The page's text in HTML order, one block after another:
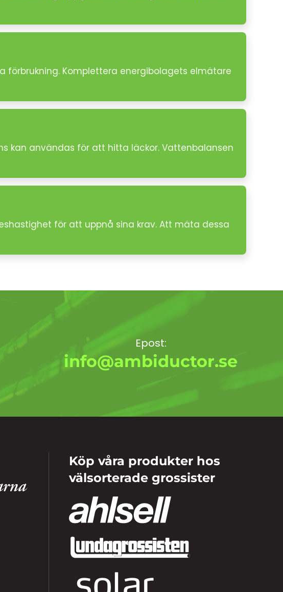
förbrukning. Komplettera energibolagets elmätare
kan användas för att hitta läckor. Vattenbalansen
för att uppnå sina krav. Att mäta dessa
Epost:
info@ambiductor.se
Köp våra produkter hos
välsorterade grossister